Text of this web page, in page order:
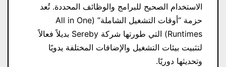
الاستخدام الصحيح للبرامج والوظائف المحددة. تُعد
حزمة “أوقات التشغيل الشاملة” (All in One
Runtimes) التي طورتها شركة Sereby بديلاً فعالاً
لتثبيت بيئات التشغيل والإضافات المختلفة يدويًا
وتحديثها دوريًا.